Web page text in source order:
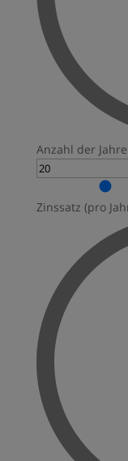
Anzahl der
Zinssatz (pro